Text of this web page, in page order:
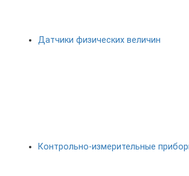
Датчики физических величин
Контрольно-измерительные